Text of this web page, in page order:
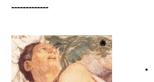
-------------